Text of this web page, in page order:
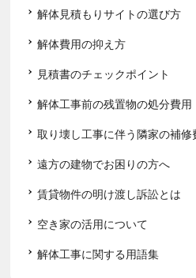
解体見積もりサイトの選び方
解体費用の抑え方
見積書のチェックポイント
解体工事前の残置物の処分費用
取り壊し工事に伴う隣家の補修
遠方の建物でお困りの方へ
賃貸物件の明け渡し訴訟とは
空き家の活用について
解体工事に関する用語集